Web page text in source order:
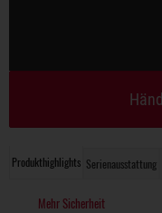
Produkthighlights Serienausstattung
Mehr Sicherheit